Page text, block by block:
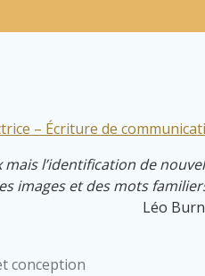
– Écriture de
l’identification de
images et des mots
Léo
conception